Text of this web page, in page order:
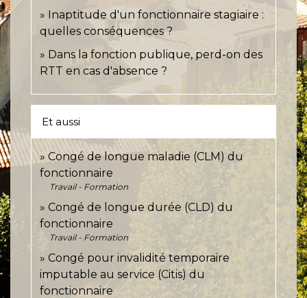
Inaptitude d'un fonctionnaire stagiaire :
quelles conséquences ?
Dans la fonction publique, perd-on des
RTT en cas d'absence ?
Et aussi
Congé de longue maladie (CLM) du
fonctionnaire
Travail - Formation
Congé de longue durée (CLD) du
fonctionnaire
Travail - Formation
Congé pour invalidité temporaire
imputable au service (Citis) du
fonctionnaire